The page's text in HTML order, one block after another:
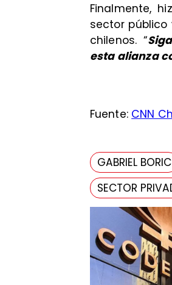
Finalmente,
sector
chilenos. “
esta alianza
Fuente: CNN
GABRIEL BORIC
SECTOR